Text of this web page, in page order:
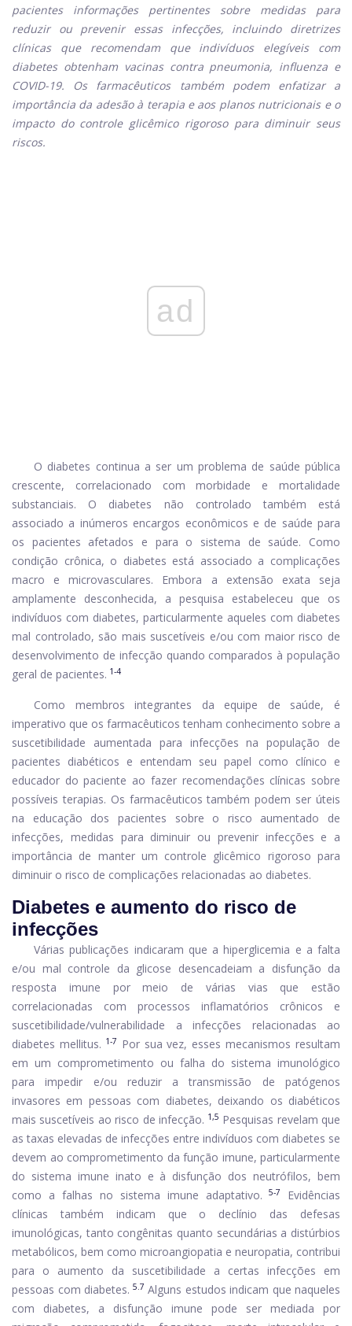
pacientes informações pertinentes sobre medidas para
reduzir ou prevenir essas infecções, incluindo diretrizes
clínicas que recomendam que indivíduos elegíveis com
diabetes obtenham vacinas contra pneumonia, influenza e
COVID-19. Os farmacêuticos também podem enfatizar a
importância da adesão à terapia e aos planos nutricionais e o
impacto do controle glicêmico rigoroso para diminuir seus
riscos.
ad
O diabetes continua a ser um problema de saúde pública
crescente, correlacionado com morbidade e mortalidade
substanciais. O diabetes não controlado também está
associado a inúmeros encargos econômicos e de saúde para
os pacientes afetados e para o sistema de saúde. Como
condição crônica, o diabetes está associado a complicações
macro e microvasculares. Embora a extensão exata seja
amplamente desconhecida, a pesquisa estabeleceu que os
indivíduos com diabetes, particularmente aqueles com diabetes
mal controlado, são mais suscetíveis e/ou com maior risco de
desenvolvimento de infecção quando comparados à população
geral de pacientes. 1-4
Como membros integrantes da equipe de saúde, é
imperativo que os farmacêuticos tenham conhecimento sobre a
suscetibilidade aumentada para infecções na população de
pacientes diabéticos e entendam seu papel como clínico e
educador do paciente ao fazer recomendações clínicas sobre
possíveis terapias. Os farmacêuticos também podem ser úteis
na educação dos pacientes sobre o risco aumentado de
infecções, medidas para diminuir ou prevenir infecções e a
importância de manter um controle glicêmico rigoroso para
diminuir o risco de complicações relacionadas ao diabetes.
Diabetes e aumento do risco de
infecções
Várias publicações indicaram que a hiperglicemia e a falta
e/ou mal controle da glicose desencadeiam a disfunção da
resposta imune por meio de várias vias que estão
correlacionadas com processos inflamatórios crônicos e
suscetibilidade/vulnerabilidade a infecções relacionadas ao
diabetes mellitus. 1-7 Por sua vez, esses mecanismos resultam
em um comprometimento ou falha do sistema imunológico
para impedir e/ou reduzir a transmissão de patógenos
invasores em pessoas com diabetes, deixando os diabéticos
mais suscetíveis ao risco de infecção. 1,5 Pesquisas revelam que
as taxas elevadas de infecções entre indivíduos com diabetes se
devem ao comprometimento da função imune, particularmente
do sistema imune inato e à disfunção dos neutrófilos, bem
como a falhas no sistema imune adaptativo. 5-7
Evidências
clínicas também indicam que o declínio das defesas
imunológicas, tanto congênitas quanto secundárias a distúrbios
metabólicos, bem como microangiopatia e neuropatia, contribui
para o aumento da suscetibilidade a certas infecções em
pessoas com diabetes. 5.7 Alguns estudos indicam que naqueles
com diabetes, a disfunção imune pode ser mediada por